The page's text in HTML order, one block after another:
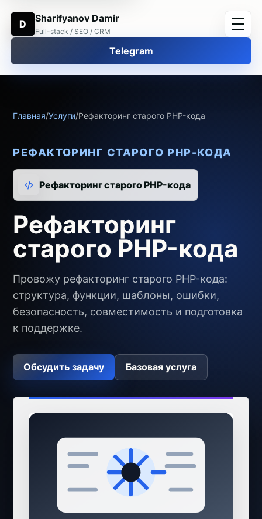
D Sharifyanov Damir
Full-stack / SEO / CRM
Telegram
Главная/Услуги/Рефакторинг старого PHP-кода
РЕФАКТОРИНГ СТАРОГО PHP-КОДА
Рефакторинг старого PHP-кода
Рефакторинг
старого PHP-кода
Провожу рефакторинг старого PHP-кода:
структура, функции, шаблоны, ошибки,
безопасность, совместимость и подготовка
к поддержке.
Обсудить задачу Базовая услуга